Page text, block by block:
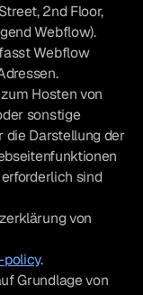
2nd Floor,
Webflow).
Webflow
Hosten von
sonstige
die Darstellung der
sind
von
.
Grundlage von